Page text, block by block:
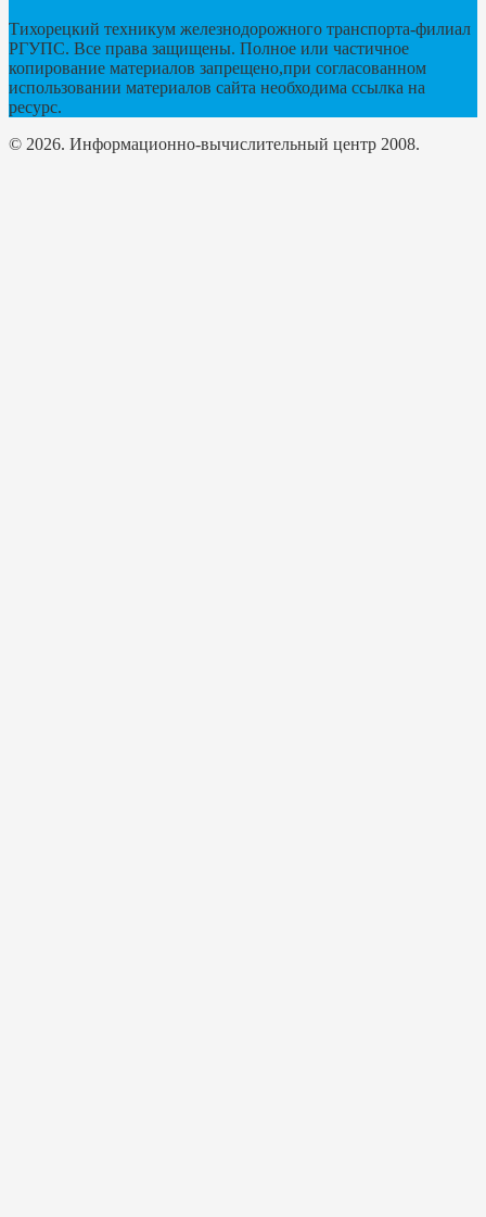
Тихорецкий техникум железнодорожного транспорта-филиал
РГУПС. Все права защищены. Полное или частичное
копирование материалов запрещено,при согласованном
использовании материалов сайта необходима ссылка на
ресурс.
© 2026. Информационно-вычислительный центр 2008.